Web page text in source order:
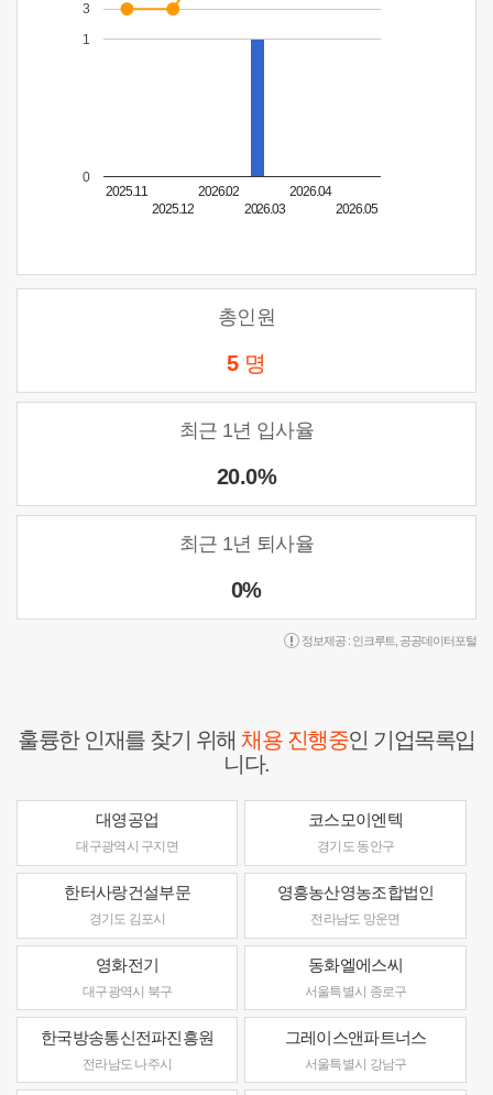
2025.11
2025.12
2026.02
2026.03
2026.04
2026.05
0
1
3
총인원
5 명
최근 1년 입사율
20.0%
최근 1년 퇴사율
0%
정보제공 : 인크루트 공공데이터포털
훌륭한 인재를 찾기 위해채용 진행중인 기업목록입
니다.
대영공업
대구광역시 구지면
코스모이엔텍
경기도 동안구
한터사랑건설부문
경기도 김포시
영흥농산영농조합법인
전라남도 망운면
영화전기
대구광역시 북구
동화엘에스씨
서울특별시 종로구
한국방송통신전파진흥원
전라남도 나주시
그레이스앤파트너스
서울특별시 강남구